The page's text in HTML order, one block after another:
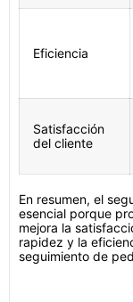
Eficiencia
Satisfacción
del cliente
En resumen, el
esencial porque
mejora la
rapidez y la
seguimiento de